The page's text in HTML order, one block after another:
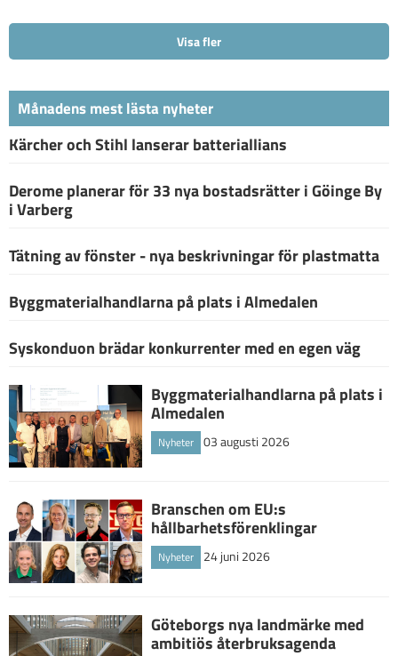
Visa fler
Månadens mest lästa nyheter
Kärcher och Stihl lanserar batteriallians
Derome planerar för 33 nya bostadsrätter i Göinge By
i Varberg
Tätning av fönster - nya beskrivningar för plastmatta
Byggmaterialhandlarna på plats i Almedalen
Syskonduon brädar konkurrenter med en egen väg
Byggmaterialhandlarna på plats i
Almedalen
Nyheter 03 augusti 2026
Branschen om EU:s
hållbarhetsförenklingar
Nyheter 24 juni 2026
Göteborgs nya landmärke med
ambitiös återbruksagenda